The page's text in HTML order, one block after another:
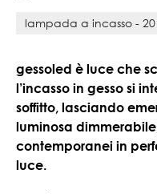
lampada a incasso -
gessoled è luce che
l’incasso in gesso si
soffitto, lasciando
luminosa
contemporanei in
luce.